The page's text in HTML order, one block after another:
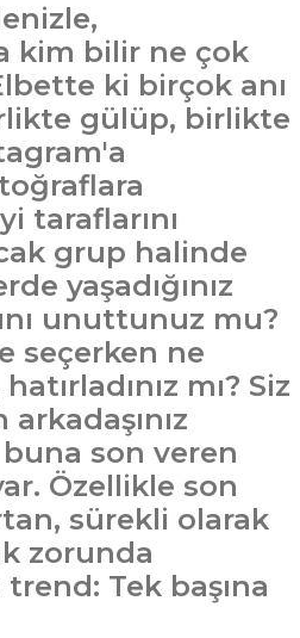
kim bilir ne çok
ki birçok anı
gülüp, birlikte
taraflarını
grup halinde
yaşadığınız
unuttunuz mu?
seçerken ne
mı? Siz
son veren
Özellikle son
sürekli olarak
zorunda
trend: Tek başına